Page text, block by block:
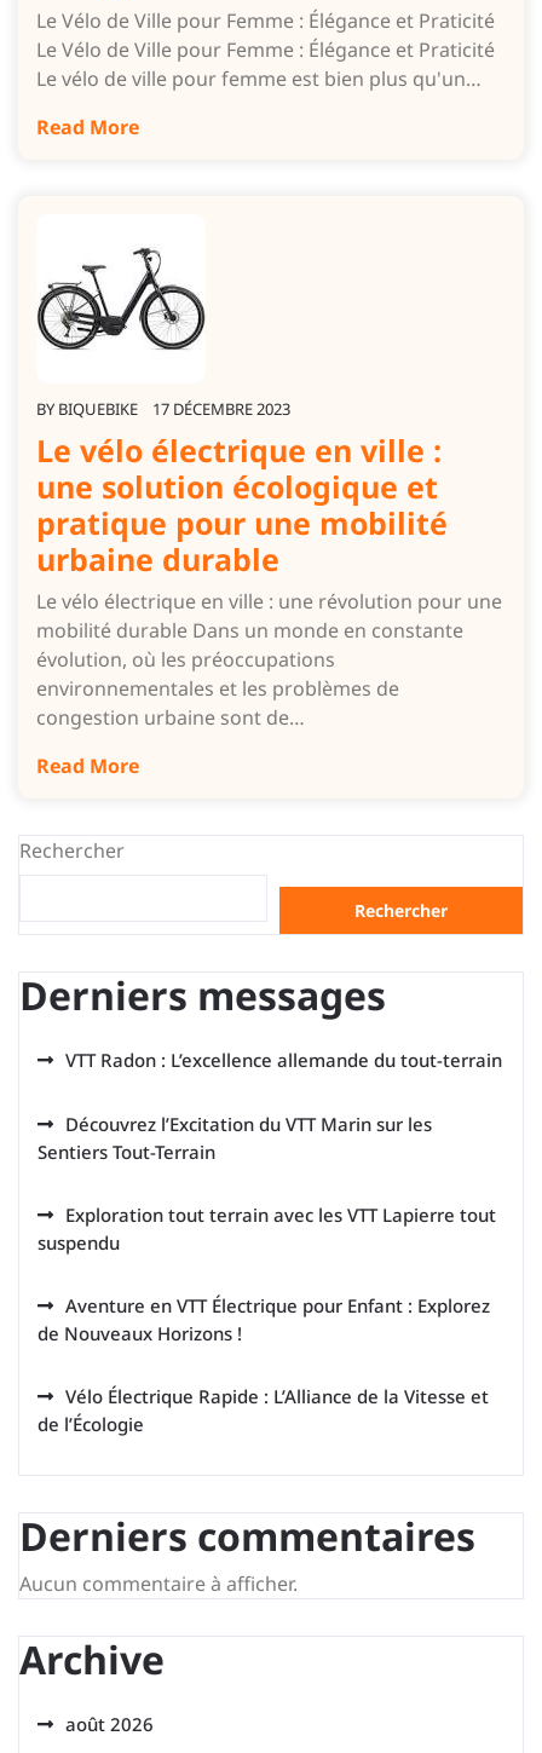
Le Vélo de Ville pour Femme : Élégance et Praticité
Le Vélo de Ville pour Femme : Élégance et Praticité
Le vélo de ville pour femme est bien plus qu'un…
Read More
BY BIQUEBIKE 17 DÉCEMBRE 2023
Le vélo électrique en ville :
une solution écologique et
pratique pour une mobilité
urbaine durable
Le vélo électrique en ville : une révolution pour une
mobilité durable Dans un monde en constante
évolution, où les préoccupations
environnementales et les problèmes de
congestion urbaine sont de…
Read More
Rechercher
Rechercher
Derniers messages
VTT Radon : L’excellence allemande du tout-terrain
Découvrez l’Excitation du VTT Marin sur les
Sentiers Tout-Terrain
Exploration tout terrain avec les VTT Lapierre tout
suspendu
Aventure en VTT Électrique pour Enfant : Explorez
de Nouveaux Horizons !
Vélo Électrique Rapide : L’Alliance de la Vitesse et
de l’Écologie
Derniers commentaires
Aucun commentaire à afficher.
Archive
août 2026